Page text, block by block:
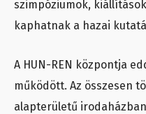
szimpóziumok,
kaphatnak a hazai
A HUN-REN központja
működött. Az összesen
alapterületű